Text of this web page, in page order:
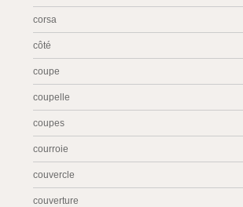
corsa
côté
coupe
coupelle
coupes
courroie
couvercle
couverture